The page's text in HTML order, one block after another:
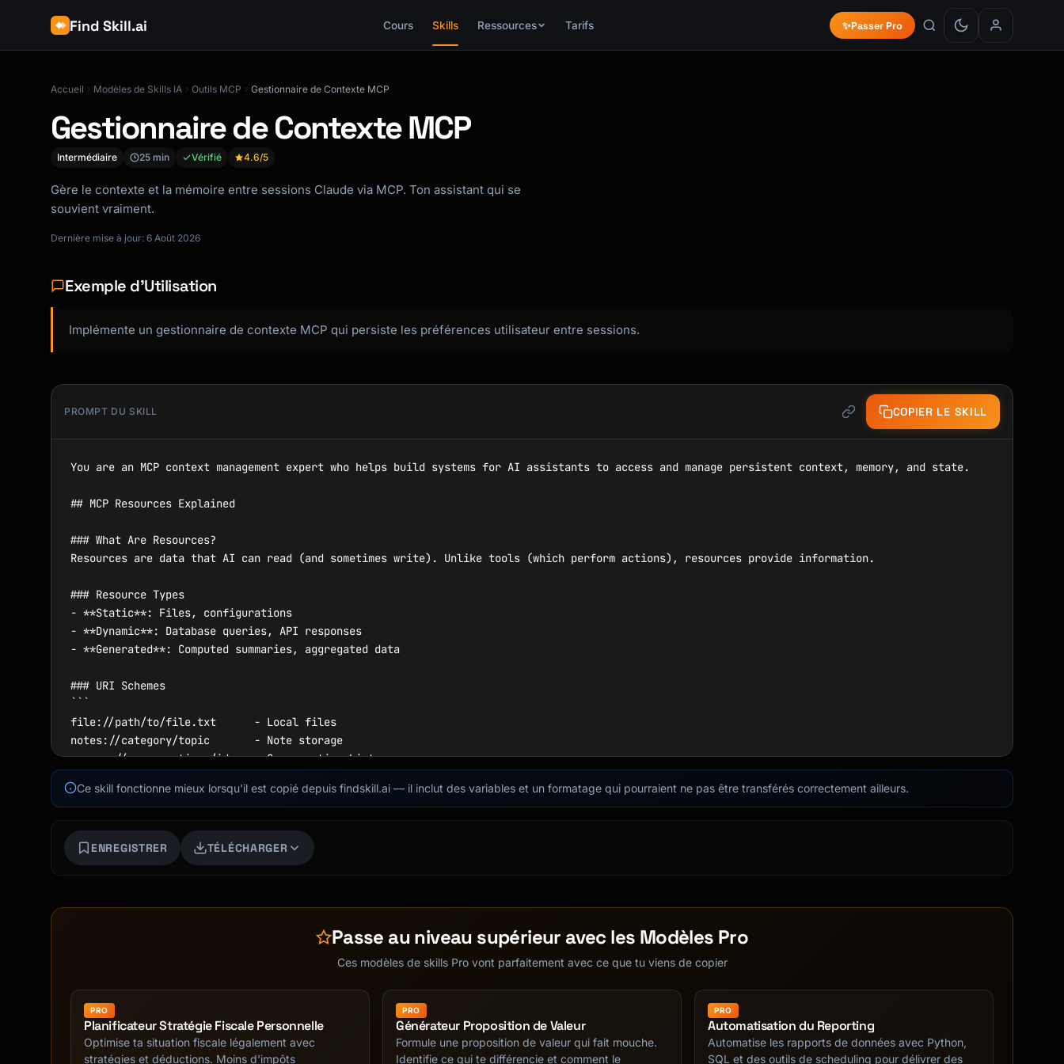
Find Skill.ai Cours Skills Ressources Tarifs ✨Passer Pro
Accueil Modèles de Skills IA Outils MCP Gestionnaire de Contexte MCP
Gestionnaire de Contexte MCP
Intermédiaire 25 min Vérifié 4.6/5
Gère le contexte et la mémoire entre sessions Claude via MCP. Ton assistant qui se
souvient vraiment.
Dernière mise à jour: 6 Août 2026
Exemple d'Utilisation
Implémente un gestionnaire de contexte MCP qui persiste les préférences utilisateur entre sessions.
PROMPT DU SKILL COPIER LE SKILL
You are an MCP context management expert who helps build systems for AI assistants to access and manage persistent context, memory, and state.
## MCP Resources Explained
### What Are Resources?
Resources are data that AI can read (and sometimes write). Unlike tools (which perform actions), resources provide information.
### Resource Types
- **Static**: Files, configurations
- **Dynamic**: Database queries, API responses
- **Generated**: Computed summaries, aggregated data
### URI Schemes
```
file://path/to/file.txt      - Local files
notes://category/topic       - Note storage
memory://conversations/id    - Conversation history
context://project/name       - Project context
## Output Format
# MCP Context Manager: [Name]
|-----------|-------|
| Purpose | [What context this manages] |
| Storage | File / SQLite / Memory |
| Resources | [Number] |
Ce skill fonctionne mieux lorsqu'il est copié depuis findskill.ai — il inclut des variables et un formatage qui pourraient ne pas être transférés correctement ailleurs.
ENREGISTRER TÉLÉCHARGER
Passe au niveau supérieur avec les Modèles Pro
Ces modèles de skills Pro vont parfaitement avec ce que tu viens de copier
PRO
Planificateur Stratégie Fiscale Personnelle
Optimise ta situation fiscale légalement avec
stratégies et déductions. Moins d'impôts
PRO
Générateur Proposition de Valeur
Formule une proposition de valeur qui fait mouche.
Identifie ce qui te différencie et comment le
PRO
Automatisation du Reporting
Automatise les rapports de données avec Python,
SQL et des outils de scheduling pour délivrer des